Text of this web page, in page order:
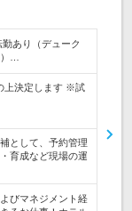
あり（デューク
…
上決定します ※試
として、予約管理
育成など現場の運
びマネジメント経